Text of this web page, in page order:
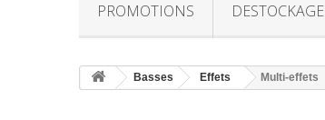
PROMOTIONS DESTOCKAGE
Basses Effets Multi-effets